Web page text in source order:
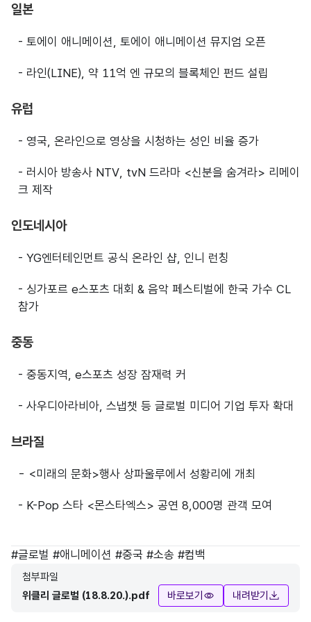
일본
- 토에이 애니메이션, 토에이 애니메이션 뮤지엄 오픈
- 라인(LINE), 약 11억 엔 규모의 블록체인 펀드 설립
유럽
- 영국, 온라인으로 영상을 시청하는 성인 비율 증가
- 러시아 방송사 NTV, tvN 드라마 <신분을 숨겨라> 리메이
크 제작
인도네시아
- YG엔터테인먼트 공식 온라인 샵, 인니 런칭
- 싱가포르 e스포츠 대회 & 음악 페스티벌에 한국 가수 CL
참가
중동
- 중동지역, e스포츠 성장 잠재력 커
- 사우디아라비아, 스냅챗 등 글로벌 미디어 기업 투자 확대
브라질
- <미래의 문화>행사 상파울루에서 성황리에 개최
- K-Pop 스타 <몬스타엑스> 공연 8,000명 관객 모여
태그
#글로벌 #애니메이션 #중국 #소송 #컴백
첨부파일
위클리 글로벌 (18.8.20.).pdf
바로보기 내려받기